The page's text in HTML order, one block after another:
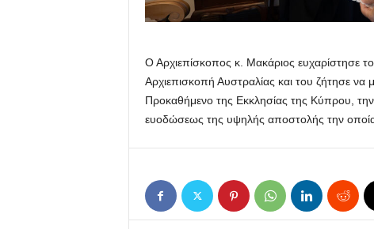
Ο Αρχιεπίσκοπος κ. Μακάριος ευχαρίστησε
Αρχιεπισκοπή Αυστραλίας και του ζήτησε
Προκαθήμενο της Εκκλησίας της Κύπρου,
ευοδώσεως της υψηλής αποστολής την